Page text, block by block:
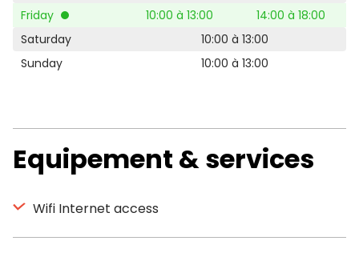
Friday
10:00 à 13:00
14:00 à 18:00
Saturday
10:00 à 13:00
Sunday
10:00 à 13:00
Equipement & services
Wifi Internet access